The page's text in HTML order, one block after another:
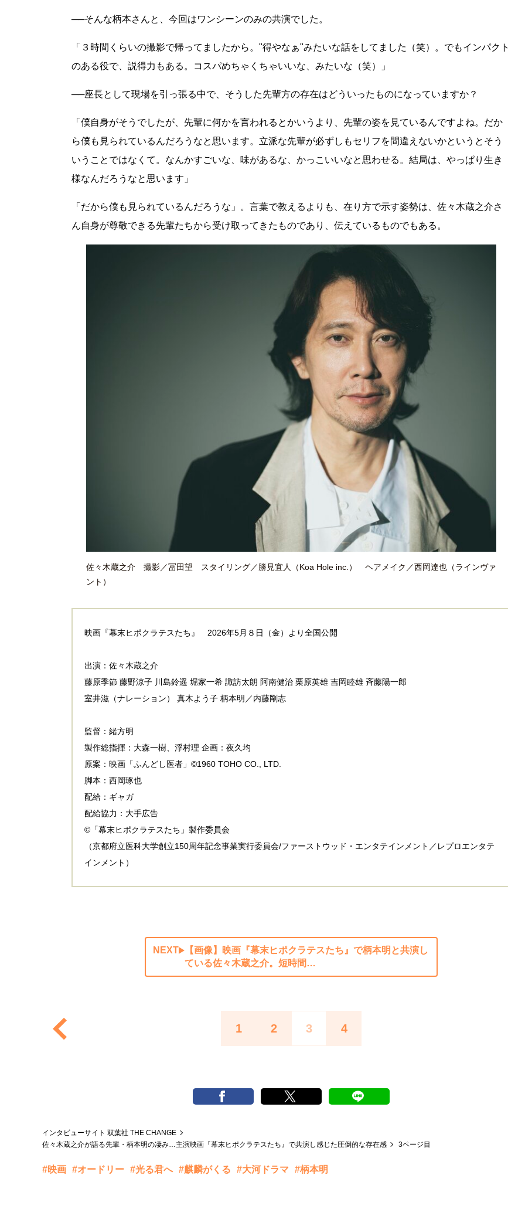
──そんな柄本さんと、今回はワンシーンのみの共演でした。
「３時間くらいの撮影で帰ってましたから。"得やなぁ"みたいな話をしてました（笑）。でもインパクト
のある役で、説得力もある。コスパめちゃくちゃいいな、みたいな（笑）」
──座長として現場を引っ張る中で、そうした先輩方の存在はどういったものになっていますか？
「僕自身がそうでしたが、先輩に何かを言われるとかいうより、先輩の姿を見ているんですよね。だか
ら僕も見られているんだろうなと思います。立派な先輩が必ずしもセリフを間違えないかというとそう
いうことではなくて。なんかすごいな、味があるな、かっこいいなと思わせる。結局は、やっぱり生き
様なんだろうなと思います」
「だから僕も見られているんだろうな」。言葉で教えるよりも、在り方で示す姿勢は、佐々木蔵之介さ
ん自身が尊敬できる先輩たちから受け取ってきたものであり、伝えているものでもある。
佐々木蔵之介 撮影／冨田望 スタイリング／勝見宜人（Koa Hole inc.） ヘアメイク／西岡達也（ラインヴァ
ント）
映画『幕末ヒポクラテスたち』 2026年5月８日（金）より全国公開
出演：佐々木蔵之介
藤原季節 藤野涼子 川島鈴遥 堀家一希 諏訪太朗 阿南健治 栗原英雄 吉岡睦雄 斉藤陽一郎
室井滋（ナレーション） 真木よう子 柄本明／内藤剛志
監督：緒方明
製作総指揮：大森一樹、浮村理 企画：夜久均
原案：映画「ふんどし医者」©1960 TOHO CO., LTD.
脚本：西岡琢也
配給：ギャガ
配給協力：大手広告
©「幕末ヒポクラテスたち」製作委員会
（京都府立医科大学創立150周年記念事業実行委員会/ファーストウッド・エンタテインメント／レプロエンタテ
インメント）
NEXT
【画像】映画『幕末ヒポクラテスたち』で柄本明と共演し
ている佐々木蔵之介。短時間…
1 2 3 4
インタビューサイト 双葉社 THE CHANGE
佐々木蔵之介が語る先輩・柄本明の凄み…主演映画『幕末ヒポクラテスたち』で共演し感じた圧倒的な存在感
3ページ目
#映画 #オードリー #光る君へ #麒麟がくる #大河ドラマ #柄本明